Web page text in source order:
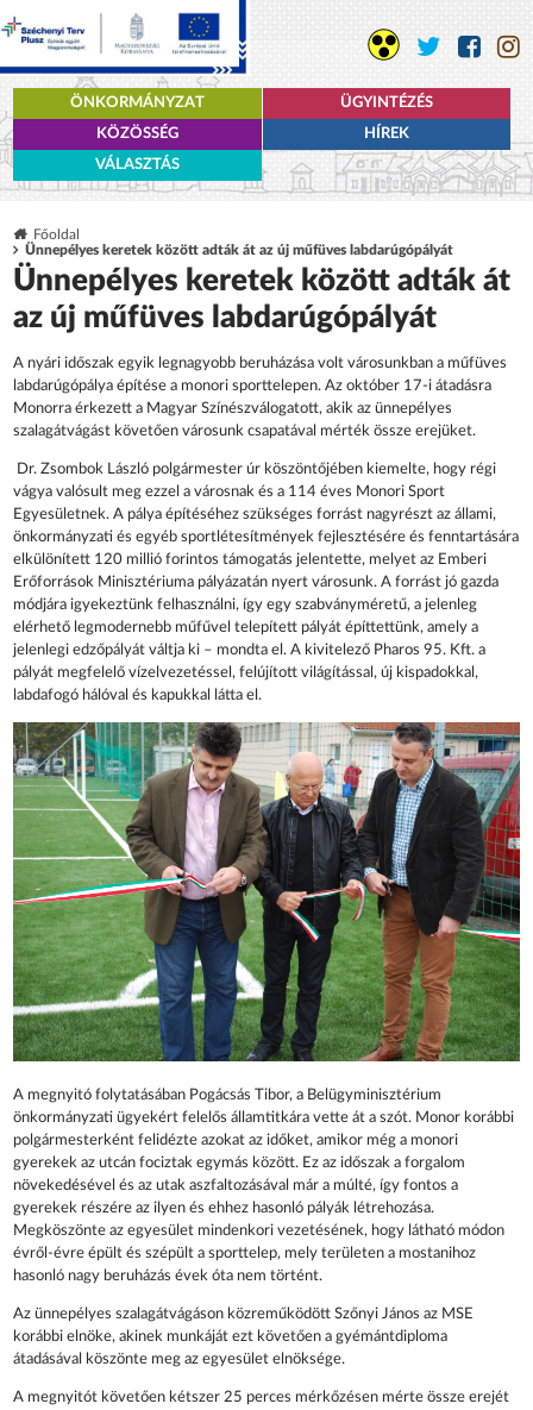
ÖNKORMÁNYZAT
ÜGYINTÉZÉS
KÖZÖSSÉG
HÍREK
VÁLASZTÁS
Főoldal
Ünnepélyes keretek között adták át az új műfüves labdarúgópályát
Ünnepélyes keretek között adták át
az új műfüves labdarúgópályát
A nyári időszak egyik legnagyobb beruházása volt városunkban a műfüves
labdarúgópálya építése a monori sporttelepen. Az október 17-i átadásra
Monorra érkezett a Magyar Színészválogatott, akik az ünnepélyes
szalagátvágást követően városunk csapatával mérték össze erejüket.
Dr. Zsombok László polgármester úr köszöntőjében kiemelte, hogy régi
vágya valósult meg ezzel a városnak és a 114 éves Monori Sport
Egyesületnek. A pálya építéséhez szükséges forrást nagyrészt az állami,
önkormányzati és egyéb sportlétesítmények fejlesztésére és fenntartására
elkülönített 120 millió forintos támogatás jelentette, melyet az Emberi
Erőforrások Minisztériuma pályázatán nyert városunk. A forrást jó gazda
módjára igyekeztünk felhasználni, így egy szabványméretű, a jelenleg
elérhető legmodernebb műfűvel telepített pályát építtettünk, amely a
jelenlegi edzőpályát váltja ki – mondta el. A kivitelező Pharos 95. Kft. a
pályát megfelelő vízelvezetéssel, felújított világítással, új kispadokkal,
labdafogó hálóval és kapukkal látta el.
A megnyitó folytatásában Pogácsás Tibor, a Belügyminisztérium
önkormányzati ügyekért felelős államtitkára vette át a szót. Monor korábbi
polgármesterként felidézte azokat az időket, amikor még a monori
gyerekek az utcán fociztak egymás között. Ez az időszak a forgalom
növekedésével és az utak aszfaltozásával már a múlté, így fontos a
gyerekek részére az ilyen és ehhez hasonló pályák létrehozása.
Megköszönte az egyesület mindenkori vezetésének, hogy látható módon
évről-évre épült és szépült a sporttelep, mely területen a mostanihoz
hasonló nagy beruházás évek óta nem történt.
Az ünnepélyes szalagátvágáson közreműködött Szőnyi János az MSE
korábbi elnöke, akinek munkáját ezt követően a gyémántdiploma
átadásával köszönte meg az egyesület elnöksége.
A megnyitót követően kétszer 25 perces mérkőzésen mérte össze erejét